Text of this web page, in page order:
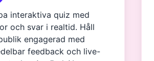
interaktiva quiz med
och svar i realtid. Håll
engagerad med
feedback och live-